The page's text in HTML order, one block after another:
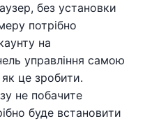
без установки
потрібно
на
управління самою
це зробити.
не побачите
буде встановити